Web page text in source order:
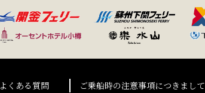
よくある質問 ご乗船時の注意事項につきまして